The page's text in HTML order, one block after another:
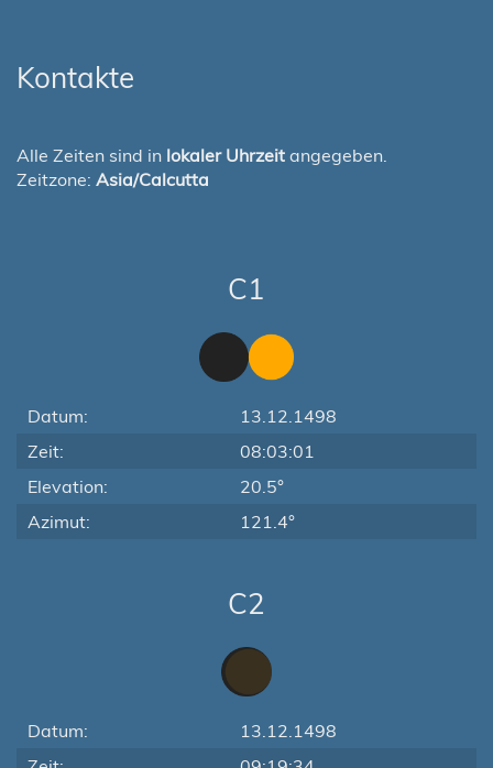
Kontakte
Alle Zeiten sind in lokaler Uhrzeit angegeben.
Zeitzone: Asia/Calcutta
C1
Datum:
13.12.1498
Zeit:
08:03:01
Elevation:
20.5°
Azimut:
121.4°
C2
Datum:
13.12.1498